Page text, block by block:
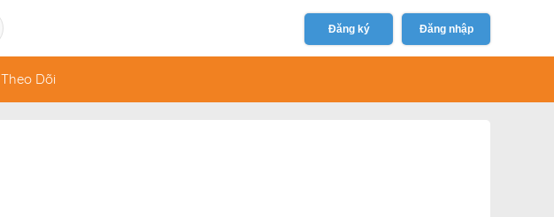
Đăng ký Đăng nhập
Theo Dõi